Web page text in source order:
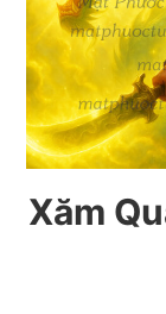
Xăm